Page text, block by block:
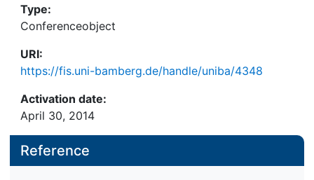
Type:
Conferenceobject
URI:
https://fis.uni-bamberg.de/handle/uniba/4348
Activation date:
April 30, 2014
Reference